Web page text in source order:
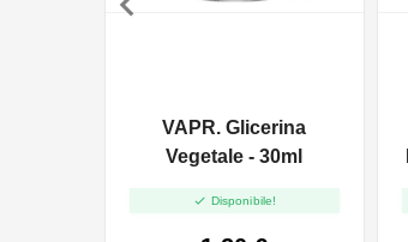
VAPR. Glicerina
Vegetale - 30ml
 Disponibile!